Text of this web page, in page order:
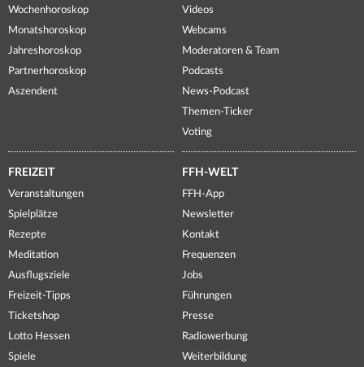
Wochenhoroskop
Monatshoroskop
Jahreshoroskop
Partnerhoroskop
Aszendent
Videos
Webcams
Moderatoren & Team
Podcasts
News-Podcast
Themen-Ticker
Voting
FREIZEIT
Veranstaltungen
Spielplätze
Rezepte
Meditation
Ausflugsziele
Freizeit-Tipps
Ticketshop
Lotto Hessen
Spiele
FFH-WELT
FFH-App
Newsletter
Kontakt
Frequenzen
Jobs
Führungen
Presse
Radiowerbung
Weiterbildung